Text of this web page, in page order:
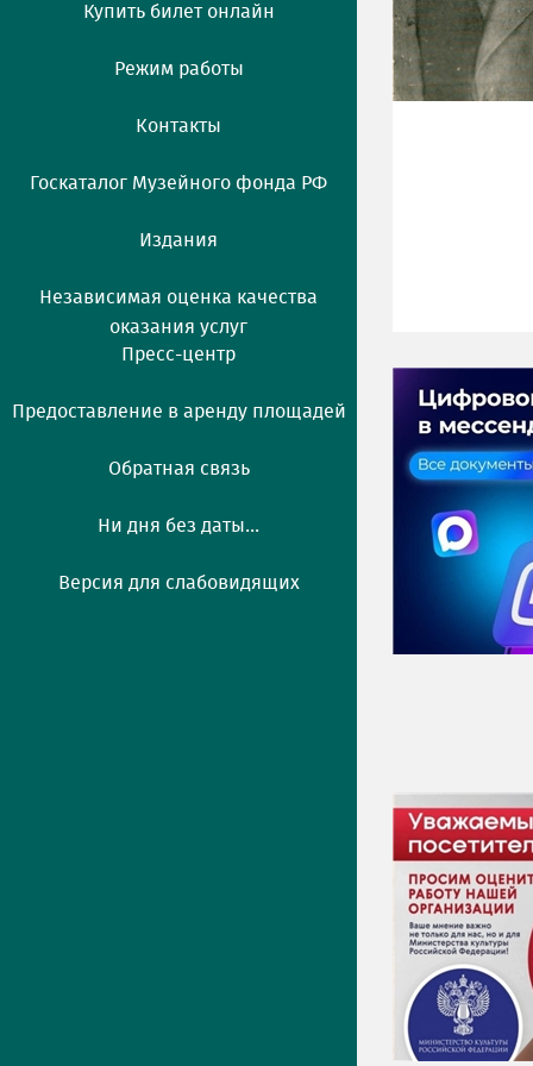
Купить билет онлайн
Режим работы
Контакты
Госкаталог Музейного фонда РФ
Издания
Независимая оценка качества
оказания услуг
Пресс-центр
Предоставление в аренду площадей
Обратная связь
Ни дня без даты...
Версия для слабовидящих